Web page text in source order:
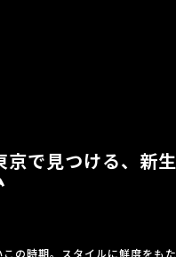
で見つける、新生
の時期。スタイルに鮮度をもた